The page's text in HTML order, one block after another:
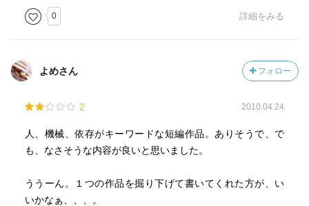
0 詳細をみる
よめさん フォロー
2 2010.04.24
人、機械、依存がキーワードな短編作品。ありそうで、で
も、なさそうな内容が良いと思いました。
ううーん。１つの作品を掘り下げて書いてくれた方が、い
いかなぁ、、、。